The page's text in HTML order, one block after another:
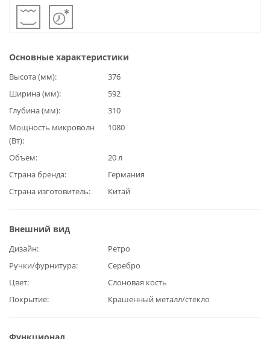
Основные характеристики
Высота (мм)
376
Ширина (мм)
592
Глубина (мм)
310
Мощность микроволн
(Вт)
1080
Объем
20 л
Страна бренда
Германия
Страна изготовитель
Китай
Внешний вид
Дизайн
Ретро
Ручки/фурнитура
Серебро
Цвет
Слоновая кость
Покрытие
Крашенный металл/стекло
Функционал